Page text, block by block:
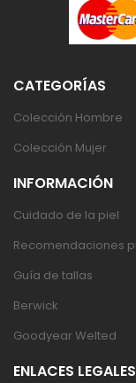
CATEGORÍAS
Colección Hombre
Colección Mujer
INFORMACIÓN
Cuidado de la piel
Recomendaciones
Guía de tallas
Berwick
Goodyear Welted
ENLACES LEGALES